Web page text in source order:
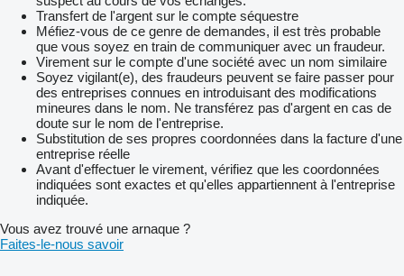
Transfert de l'argent sur le compte séquestre
Méfiez-vous de ce genre de demandes, il est très probable
que vous soyez en train de communiquer avec un fraudeur.
Virement sur le compte d'une société avec un nom similaire
Soyez vigilant(e), des fraudeurs peuvent se faire passer pour
des entreprises connues en introduisant des modifications
mineures dans le nom. Ne transférez pas d'argent en cas de
doute sur le nom de l'entreprise.
Substitution de ses propres coordonnées dans la facture d'une
entreprise réelle
Avant d'effectuer le virement, vérifiez que les coordonnées
indiquées sont exactes et qu'elles appartiennent à l'entreprise
indiquée.
Vous avez trouvé une arnaque ?
Faites-le-nous savoir